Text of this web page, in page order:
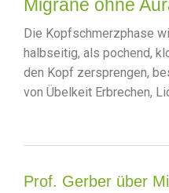
Migräne ohne
Die Kopfschmerzphase
halbseitig, als pochend,
den Kopf zersprengen,
von Übelkeit Erbrechen,
Prof. Gerber über